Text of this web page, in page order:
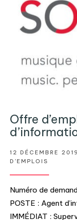
Offre
12 DÉCEMBRE 2019
D'EMPLOIS
Numéro de
POSTE : Agent
IMMÉDIAT :